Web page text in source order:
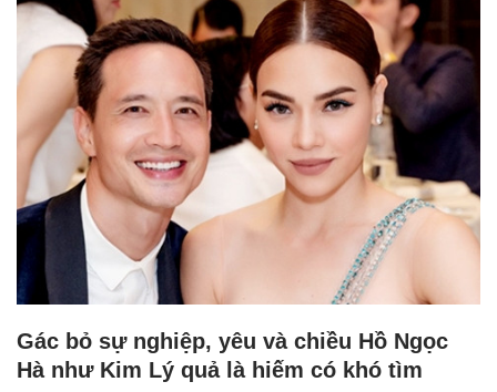
Gác bỏ sự nghiệp, yêu và chiều Hồ Ngọc
Hà như Kim Lý quả là hiếm có khó tìm